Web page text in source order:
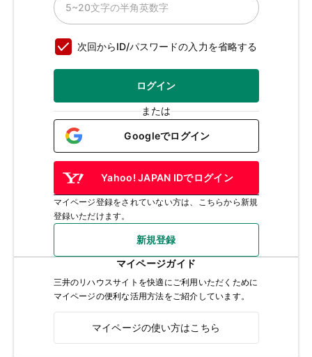
次回からID/パスワードの入力を省略する
ログイン
または
Googleでログイン
Yahoo! JAPAN IDでログイン
マイページ登録をされていない方は、こちらから新規
登録いただけます。
新規登録
マイページガイド
三井のリハウスサイトを快適にご利用いただくために
マイページの便利な活用方法をご紹介しています。
マイページの使い方はこちら